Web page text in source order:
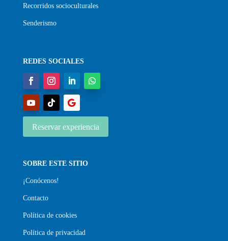
Recorridos socioculturales
Senderismo
REDES SOCIALES
Reservar experiencia
SOBRE ESTE SITIO
¡Conócenos!
Contacto
Política de cookies
Política de privacidad